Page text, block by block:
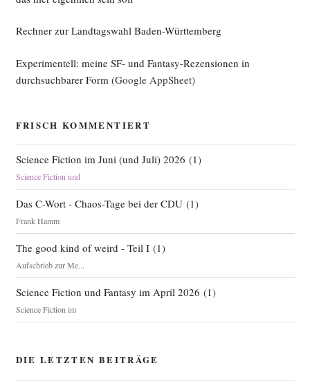
Rechner zur Landtagswahl Baden-Württemberg
Experimentell: meine SF- und Fantasy-Rezensionen in
durchsuchbarer Form (Google AppSheet)
FRISCH KOMMENTIERT
Science Fiction im Juni (und Juli) 2026 (1)
Science Fiction und
Das C-Wort - Chaos-Tage bei der CDU(1)
Frank Hamm
The good kind of weird - Teil I(1)
Aufschrieb zur Me...
Science Fiction und Fantasy im April 2026 (1)
Science Fiction im
DIE LETZTEN BEITRÄGE